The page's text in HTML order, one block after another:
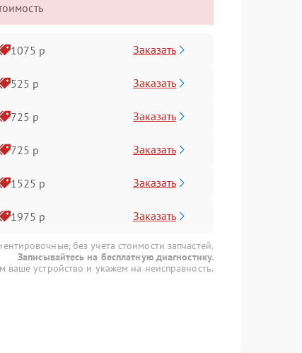
1075 р Заказать
525 р Заказать
725 р Заказать
725 р Заказать
1525 р Заказать
1975 р Заказать
без учета стоимости запчастей.
Записывайтесь на бесплатную диагностику.
ваше устройство и укажем на неисправность.